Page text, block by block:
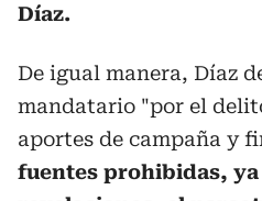
Díaz.
De igual manera, Díaz
mandatario "por el
aportes de campaña y
fuentes prohibidas, ya